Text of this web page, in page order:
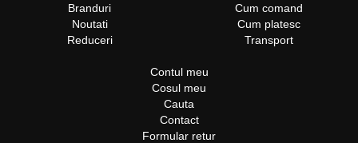
Branduri
Noutati
Reduceri
Cum comand
Cum platesc
Transport
Contul meu
Cosul meu
Cauta
Contact
Formular retur